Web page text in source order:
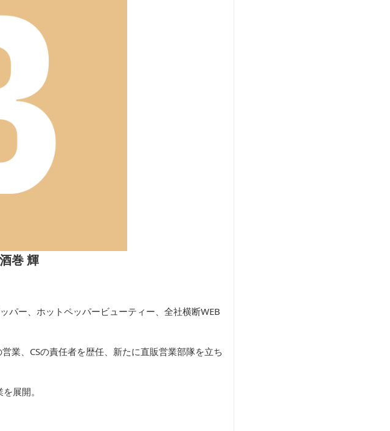
巻 輝
パー、ホットペッパービューティー、全社横断WEB
業、CSの責任者を歴任、新たに直販営業部隊を立ち
展開。